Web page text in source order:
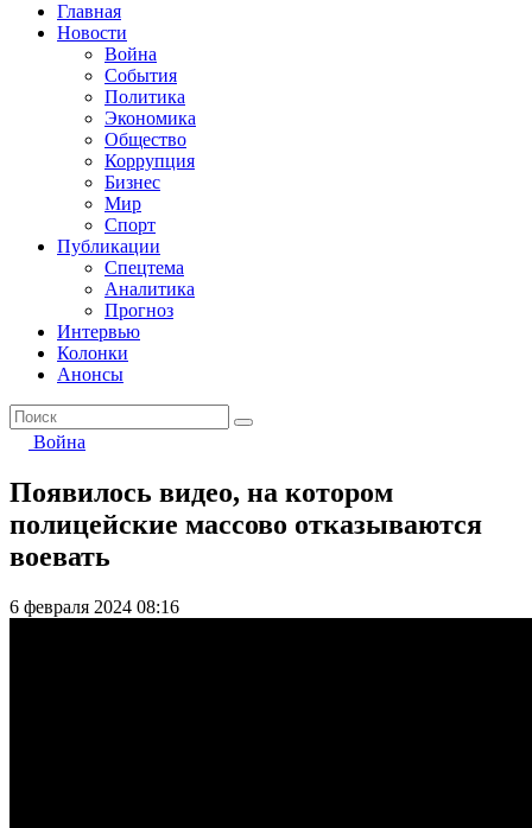
Главная
Новости
Война
События
Политика
Экономика
Общество
Коррупция
Бизнес
Мир
Спорт
Публикации
Спецтема
Аналитика
Прогноз
Интервью
Колонки
Анонсы
Война
Появилось видео, на котором
полицейские массово отказываются
воевать
6 февраля 2024 08:16